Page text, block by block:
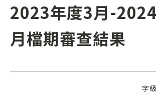
2023年度3月-
月檔期審查結果
字